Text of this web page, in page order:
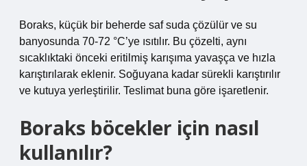
Boraks, küçük bir beherde saf suda çözülür ve su
banyosunda 70-72 °C’ye ısıtılır. Bu çözelti, aynı
sıcaklıktaki önceki eritilmiş karışıma yavaşça ve hızla
karıştırılarak eklenir. Soğuyana kadar sürekli karıştırılır
ve kutuya yerleştirilir. Teslimat buna göre işaretlenir.
Boraks böcekler için nasıl
kullanılır?